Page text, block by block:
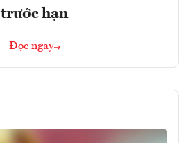
trước hạn
Đọc ngay